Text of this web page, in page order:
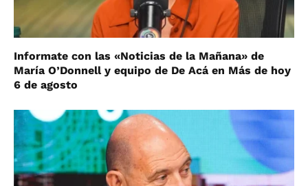
Informate con las «Noticias de la Mañana» de
María O’Donnell y equipo de De Acá en Más de hoy
6 de agosto